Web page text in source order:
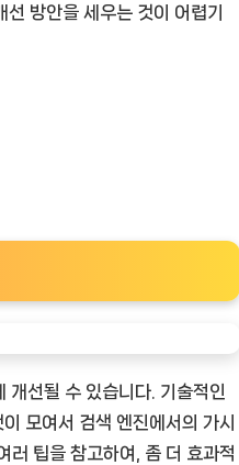
방안을 세우는 것이 어렵기
선될 수 있습니다. 기술적인
모여서 검색 엔진에서의 가시
러 팁을 참고하여, 좀 더 효과적